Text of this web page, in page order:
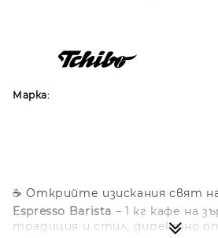
☕ Открийте изискания свят
Espresso Barista – 1 кг кафе на
традиция и стил, директно от
Марка: